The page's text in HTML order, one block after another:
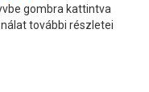
gombra kattintva
további részletei